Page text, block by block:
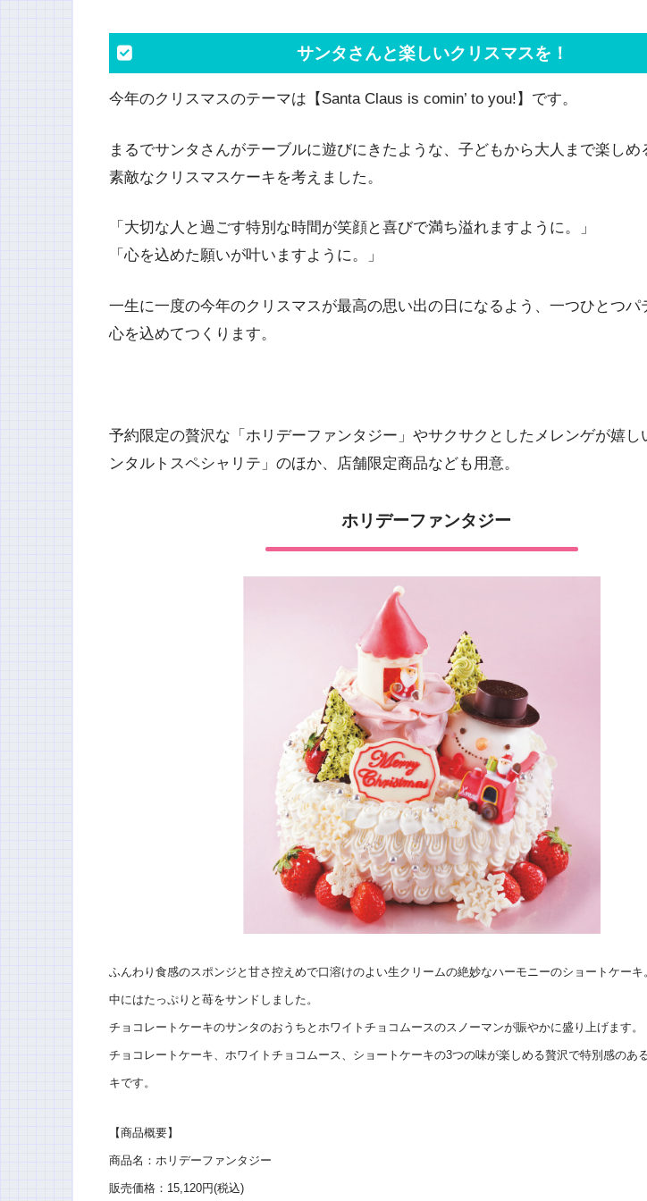
サンタさんと楽しいクリスマスを！
今年のクリスマスのテーマは【Santa Claus is comin’ to you!】です。
まるでサンタさんがテーブルに遊びにきたような、子どもから大人まで楽しめ
素敵なクリスマスケーキを考えました。
「大切な人と過ごす特別な時間が笑顔と喜びで満ち溢れますように。」
「心を込めた願いが叶いますように。」
一生に一度の今年のクリスマスが最高の思い出の日になるよう、一つひとつパ
心を込めてつくります。
予約限定の贅沢な「ホリデーファンタジー」やサクサクとしたメレンゲが嬉し
ンタルトスペシャリテ」のほか、店舗限定商品なども用意。
ホリデーファンタジー
ふんわり食感のスポンジと甘さ控えめで口溶けのよい生クリームの絶妙なハーモニーのショートケーキ
中にはたっぷりと苺をサンドしました。
チョコレートケーキのサンタのおうちとホワイトチョコムースのスノーマンが賑やかに盛り上げます。
チョコレートケーキ、ホワイトチョコムース、ショートケーキの3つの味が楽しめる贅沢で特別感のあ
キです。
【商品概要】
商品名：ホリデーファンタジー
販売価格：15,120円(税込)